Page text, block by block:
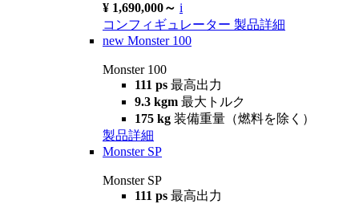
¥ 1,690,000～ i
コンフィギュレーター 製品詳細
new Monster 100
Monster 100
111 ps 最高出力
9.3 kgm 最大トルク
175 kg 装備重量（燃料を除く）
製品詳細
Monster SP
Monster SP
111 ps 最高出力